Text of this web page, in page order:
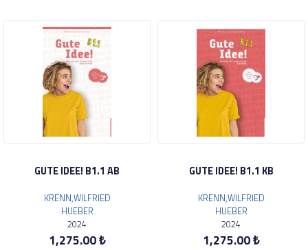
GUTE IDEE! B1.1 AB
KRENN,WILFRIED
HUEBER
2024
1,275.00 ₺
GUTE IDEE! B1.1 KB
KRENN,WILFRIED
HUEBER
2024
1,275.00 ₺